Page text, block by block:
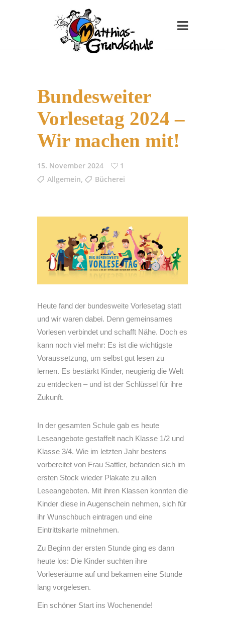
Bundesweiter
Vorlesetag 2024 –
Wir machen mit!
15. November 2024
1
Allgemein, Bücherei
Heute fand der bundesweite Vorlesetag statt
und wir waren dabei. Denn gemeinsames
Vorlesen verbindet und schafft Nähe. Doch es
kann noch viel mehr: Es ist die wichtigste
Voraussetzung, um selbst gut lesen zu
lernen. Es bestärkt Kinder, neugierig die Welt
zu entdecken – und ist der Schlüssel für ihre
Zukunft.
In der gesamten Schule gab es heute
Leseangebote gestaffelt nach Klasse 1/2 und
Klasse 3/4. Wie im letzten Jahr bestens
vorbereitet von Frau Sattler, befanden sich im
ersten Stock wieder Plakate zu allen
Leseangeboten. Mit ihren Klassen konnten die
Kinder diese in Augenschein nehmen, sich für
ihr Wunschbuch eintragen und eine
Eintrittskarte mitnehmen.
Zu Beginn der ersten Stunde ging es dann
heute los: Die Kinder suchten ihre
Vorleseräume auf und bekamen eine Stunde
lang vorgelesen.
Ein schöner Start ins Wochenende!